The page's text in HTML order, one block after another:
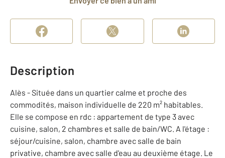
Description
Alès - Située dans un quartier calme et proche des
commodités, maison individuelle de 220 m² habitables.
Elle se compose en rdc : appartement de type 3 avec
cuisine, salon, 2 chambres et salle de bain/WC. A l'étage :
séjour/cuisine, salon, chambre avec salle de bain
privative, chambre avec salle d'eau au deuxième étage. Le